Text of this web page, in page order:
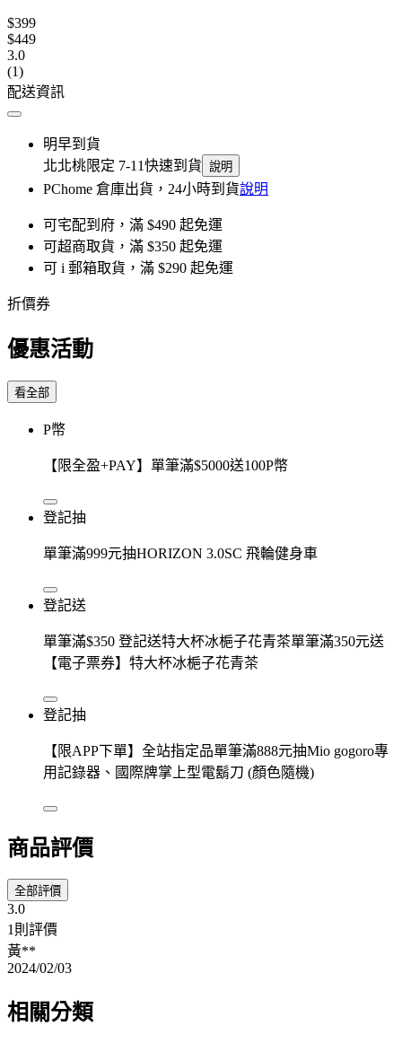
$399
$449
3.0
(1)
配送資訊
明早到貨
北北桃限定 7-11快速到貨 說明
PChome 倉庫出貨，24小時到貨說明
可宅配到府，滿 $490 起免運
可超商取貨，滿 $350 起免運
可 i 郵箱取貨，滿 $290 起免運
折價券
優惠活動
看全部
P幣
【限全盈+PAY】單筆滿$5000送100P幣
登記抽
單筆滿999元抽HORIZON 3.0SC 飛輪健身車
登記送
單筆滿$350 登記送特大杯冰梔子花青茶單筆滿350元送
【電子票券】特大杯冰梔子花青茶
登記抽
【限APP下單】全站指定品單筆滿888元抽Mio gogoro專
用記錄器、國際牌掌上型電鬍刀 (顏色隨機)
商品評價
全部評價
3.0
1則評價
黃**
2024/02/03
相關分類